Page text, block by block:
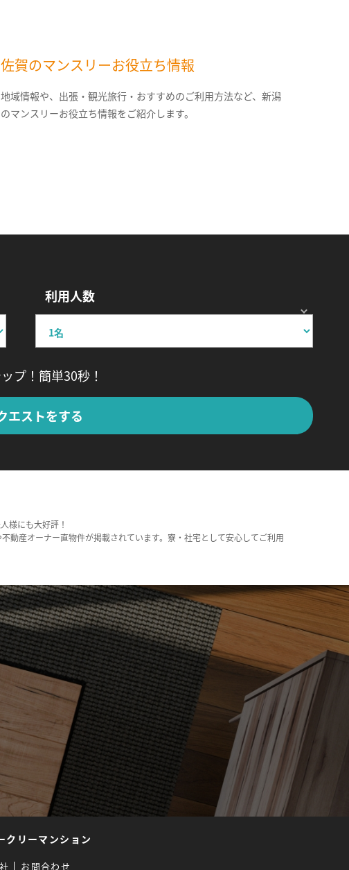
佐賀のマンスリーお役立ち情報
地域情報や、出張・観光旅行・おすすめのご利用方法など、新潟
のマンスリーお役立ち情報をご紹介します。
利用人数
プ！簡単30秒！
エストをする
様にも大好評！
動産オーナー直物件が掲載されています。寮・社宅として安心してご利用
クリーマンション
お問合わせ